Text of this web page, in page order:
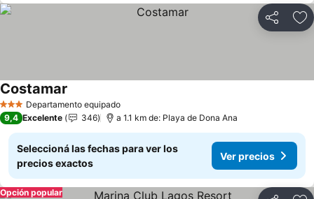
Compartir
3 EstrellasDepartamento equipado
Costamar
9,4 Excelente 346 a 1.1 km de: Playa de Dona Ana
Seleccioná las fechas para ver los
precios exactos
Ver precios
Opción popular